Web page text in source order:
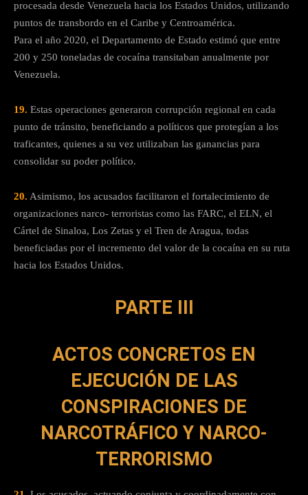
procesada desde Venezuela hacia los Estados Unidos, utilizando
puntos de transbordo en el Caribe y Centroamérica.
Para el año 2020, el Departamento de Estado estimó que entre
200 y 250 toneladas de cocaína transitaban anualmente por
Venezuela.
19. Estas operaciones generaron corrupción regional en cada
punto de tránsito, beneficiando a políticos que protegían a los
traficantes, quienes a su vez utilizaban las ganancias para
consolidar su poder político.
20. Asimismo, los acusados facilitaron el fortalecimiento de
organizaciones narco- terroristas como las FARC, el ELN, el
Cártel de Sinaloa, Los Zetas y el Tren de Aragua, todas
beneficiadas por el incremento del valor de la cocaína en su ruta
hacia los Estados Unidos.
PARTE III
ACTOS CONCRETOS EN
EJECUCIÓN DE LAS
CONSPIRACIONES DE
NARCOTRÁFICO Y NARCO-
TERRORISMO